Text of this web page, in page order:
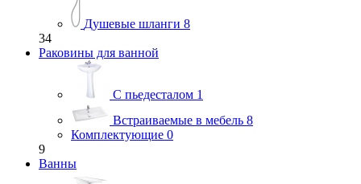
Душевые шланги 8
34
Раковины для ванной
С пьедесталом 1
Встраиваемые в мебель 8
Комплектующие 0
9
Ванны